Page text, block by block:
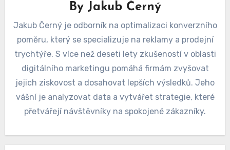
By Jakub Černý
Jakub Černý je odborník na optimalizaci konverzního
poměru, který se specializuje na reklamy a prodejní
trychtýře. S více než deseti lety zkušeností v oblasti
digitálního marketingu pomáhá firmám zvyšovat
jejich ziskovost a dosahovat lepších výsledků. Jeho
vášní je analyzovat data a vytvářet strategie, které
přetvářejí návštěvníky na spokojené zákazníky.